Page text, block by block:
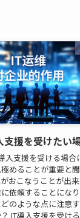
援を受けたい
入支援を受ける場合
めることが重要と
おこなうことが出
依頼することにな
のような点に注意
IT導入支援を受け